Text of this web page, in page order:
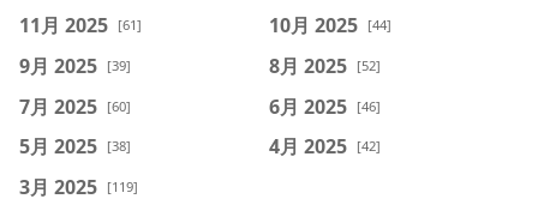
11月 2025 [61] 10月 2025 [44]
9月 2025 [39] 8月 2025 [52]
7月 2025 [60] 6月 2025 [46]
5月 2025 [38] 4月 2025 [42]
3月 2025 [119]